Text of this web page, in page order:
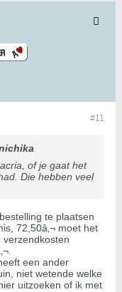
#11
of je gaat het
Die hebben veel
te plaatsen
72,50â‚¬ moet het
een ander
niet wetende welke
uitzoeken of ik met